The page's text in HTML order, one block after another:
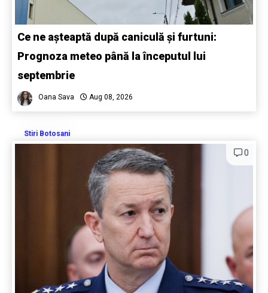
Ce ne așteaptă după caniculă și furtuni:
Prognoza meteo până la începutul lui
septembrie
Oana Sava Aug 08, 2026
Stiri Botosani
0